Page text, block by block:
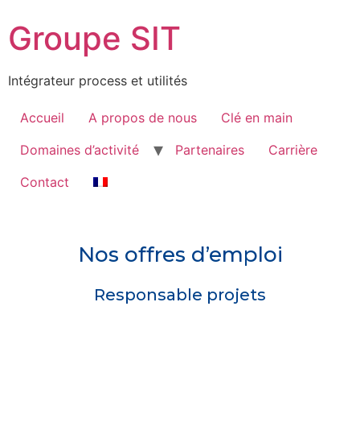
Groupe SIT
Intégrateur process et utilités
Accueil A propos de nous
Clé en main
Domaines d’activité
Partenaires
Carrière
Contact
Nos offres d’emploi
Responsable projets